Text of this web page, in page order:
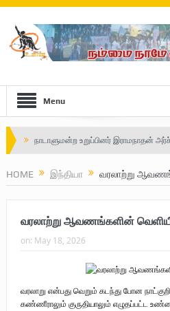
Menu
Safe Zone: Killing Fields – Nilavan
மண்ணின் மைந்தன்: பிரிகேடியர்
வரலாற்று ஆவணங்களின் வெளியீட்டு
முள்ளிவாய்க்கால்: செங்குருதி படிந்த
முள்ளிவாய்க்கால்: துரோகத்தின்
HOME இந்தியா வரலாற்று
வரலாற்று ஆவணங்களின்
on: May 18, 2026
வரலாறு என்பது வெறும் கடந்து போன
கண்ணீராலும் குருதியாலும் எழுதப்பட்ட